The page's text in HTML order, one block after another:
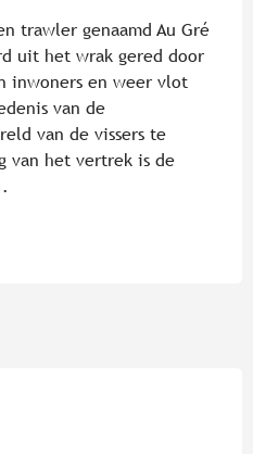
trawler genaamd Au Gré
uit het wrak gered door
inwoners en weer vlot
van de
van de vissers te
van het vertrek is de